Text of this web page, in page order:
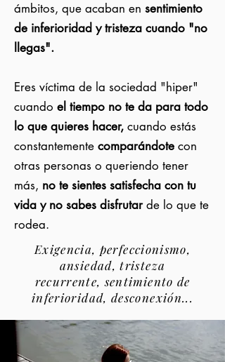
ámbitos, que acaban en sentimiento
de inferioridad y tristeza cuando "no
llegas".
Eres víctima de la sociedad "hiper"
cuando el tiempo no te da para todo
lo que quieres hacer, cuando estás
constantemente comparándote con
otras personas o queriendo tener
más, no te sientes satisfecha con tu
vida y no sabes disfrutarde lo que te
rodea.
Exigencia, perfeccionismo,
ansiedad, tristeza
recurrente,sentimiento de
inferioridad, desconexión...